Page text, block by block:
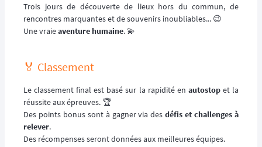
Trois jours de découverte de lieux hors du commun, de
rencontres marquantes et de souvenirs inoubliables... 😉
Une vraieaventure humaine. 💫
🏅 Classement
Le classement final est basé sur la rapidité en autostopet la
réussite aux épreuves. 🏆
Des points bonus sont à gagner via desdéfis et challenges à
relever.
Des récompenses seront données aux meilleures équipes.